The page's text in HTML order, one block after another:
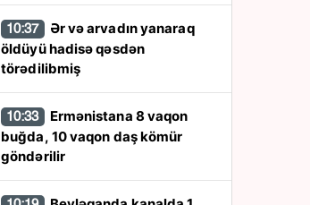
10:37
öldüyü hadisə qəsdən
törədilibmiş
10:33
buğda, 10 vaqon daş kömür
göndərilir